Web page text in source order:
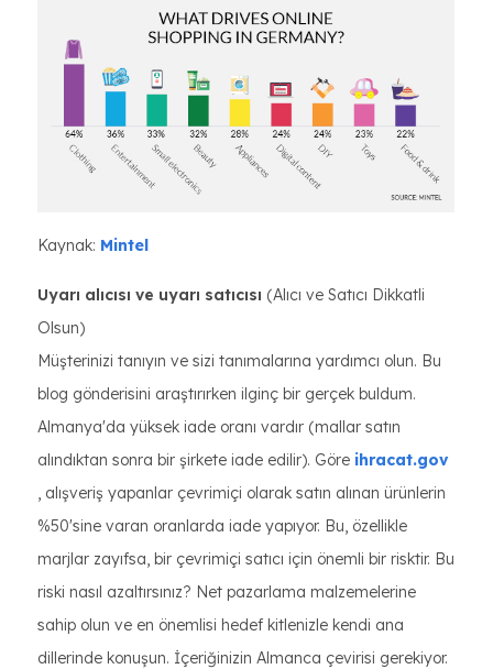
Kaynak: Mintel
Uyarı alıcısı ve uyarı satıcısı (Alıcı ve Satıcı Dikkatli
Olsun)
Müşterinizi tanıyın ve sizi tanımalarına yardımcı olun. Bu
blog gönderisini araştırırken ilginç bir gerçek buldum.
Almanya'da yüksek iade oranı vardır (mallar satın
alındıktan sonra bir şirkete iade edilir). Göre ihracat.gov
, alışveriş yapanlar çevrimiçi olarak satın alınan ürünlerin
%50'sine varan oranlarda iade yapıyor. Bu, özellikle
marjlar zayıfsa, bir çevrimiçi satıcı için önemli bir risktir. Bu
riski nasıl azaltırsınız? Net pazarlama malzemelerine
sahip olun ve en önemlisi hedef kitlenizle kendi ana
dillerinde konuşun. İçeriğinizin Almanca çevirisi gerekiyor.